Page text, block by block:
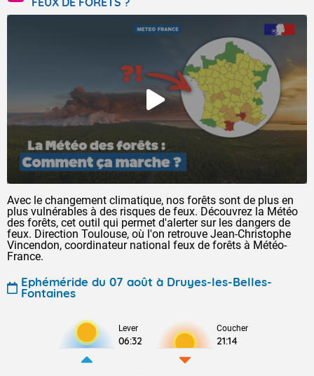
Avec le changement climatique, nos forêts sont de plus en
plus vulnérables à des risques de feux. Découvrez la Météo
des forêts, cet outil qui permet d'alerter sur les dangers de
feux. Direction Toulouse, où l'on retrouve Jean-Christophe
Vincendon, coordinateur national feux de forêts à Météo-
France.
Ephéméride du 07 août à Druyes-les-Belles-
Fontaines
Lever
06:32
Coucher
21:14